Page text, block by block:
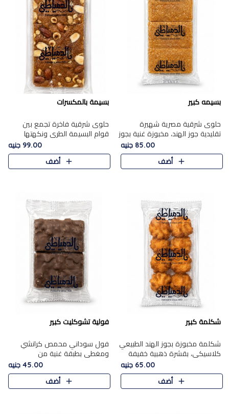
بسيمه كبير
حلوى شرقية مصرية شهيرة
تقليدية جوز الهند، مخبوزة غنية بجوز
الهند، بلمسه ذهبية وتتميز بقوامها
المرمل وطعمها اللذيذ الذي يشبه
البسبوسة. تُخبز..
85.00 جنيه
أضف
بسيمة بالمكسرات
حلوى شرقية فاخرة تجمع بين
قوام البسيمة الطري ونكهتها
الغنية، مزينة بتشكيلة مختارة من
اللوز والبندق والمكسرات الفاخرة.
مزيج متوازن من القوام ..
99.00 جنيه
أضف
شكلمة كبير
شكلمة مخبوزة بجوز الهند الطبيعي
كلاسيكي، بقشرة ذهبية خفيفة
وقلب طري رطب يذوب في الفم،
تمنحك المذاق الشرقي الحلو الأصيل
التقليدي في كل لقمة.
65.00 جنيه
أضف
فولية تشوكليت كبير
فول سوداني محمص كرانشي
ومغطى بطبقة غنية من
الشوكولاتة، يجمع بين طعم
القرمشة الأصيلة الكلاسكيكية
التقليدية للفول السوداني وحلاوة
45.00 جنيه
أضف